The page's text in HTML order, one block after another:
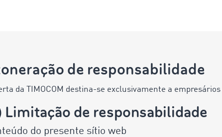
de responsabilidade
da TIMOCOM destina-se exclusivamente a
Limitação de responsabilidade
do presente sítio web